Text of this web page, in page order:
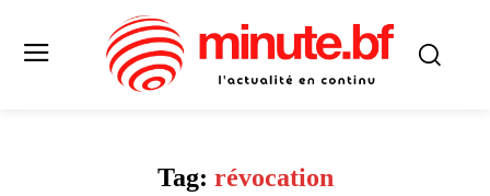
Tag: révocation